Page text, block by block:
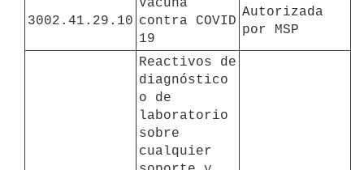
3002.41.29.10 contra COVID
19
Autorizada
por MSP
Reactivos de
diagnóstico
o de
laboratorio
sobre
cualquier